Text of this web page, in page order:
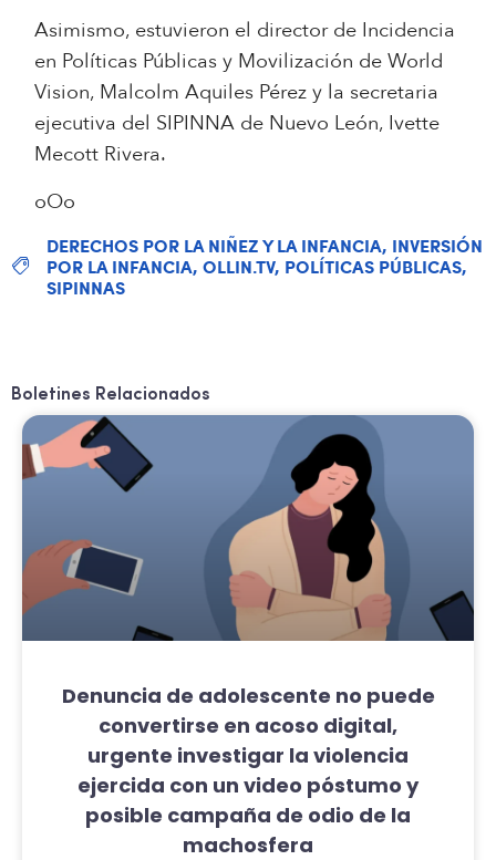
Asimismo, estuvieron el director de Incidencia
en Políticas Públicas y Movilización de World
Vision, Malcolm Aquiles Pérez y la secretaria
ejecutiva del SIPINNA de Nuevo León, Ivette
Mecott Rivera.
oOo
DERECHOS POR LA NIÑEZ Y LA INFANCIA, INVERSIÓN
POR LA INFANCIA, OLLIN.TV, POLÍTICAS PÚBLICAS,
SIPINNAS
Boletines Relacionados
Denuncia de adolescente no puede
convertirse en acoso digital,
urgente investigar la violencia
ejercida con un video póstumo y
posible campaña de odio de la
machosfera